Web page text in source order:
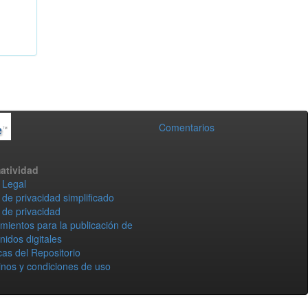
Comentarios
privacidad simplificado
privacidad
para la publicación de
digitales
del Repositorio
y condiciones de uso